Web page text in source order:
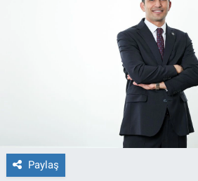
Paylaş